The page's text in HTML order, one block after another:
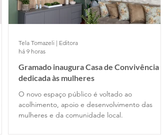
Gramado inaugura Casa de Convivência
dedicada às mulheres
O novo espaço público é voltado ao
acolhimento, apoio e desenvolvimento das
mulheres e da comunidade local.
Tela Tomazeli | Editora
há 9 horas